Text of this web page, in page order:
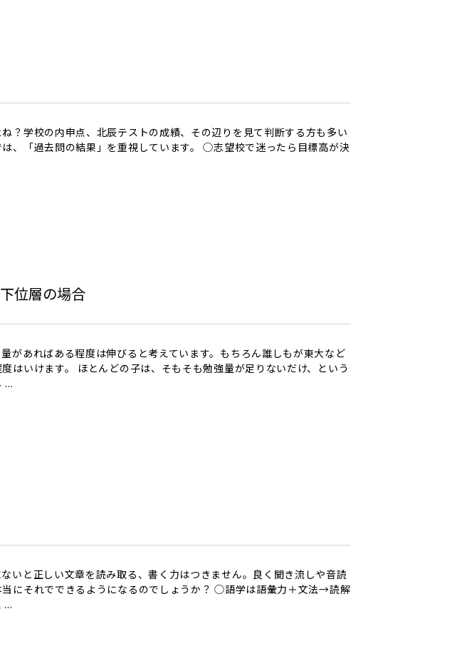
？学校の内申点、北辰テストの成績、その辺りを見て判断する方も多い
、「過去問の結果」を重視しています。 ◯志望校で迷ったら目標高が決
位層の場合
があればある程度は伸びると考えています。もちろん誰しもが東大など
はいけます。 ほとんどの子は、そもそも勉強量が足りないだけ、という
...
いと正しい文章を読み取る、書く力はつきません。良く聞き流しや音読
にそれでできるようになるのでしょうか？ ◯語学は語彙力＋文法→読解
...